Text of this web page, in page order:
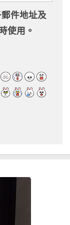
件地址及
使用。